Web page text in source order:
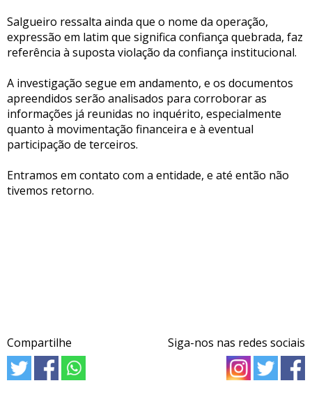
Salgueiro ressalta ainda que o nome da operação,
expressão em latim que significa confiança quebrada, faz
referência à suposta violação da confiança institucional.
A investigação segue em andamento, e os documentos
apreendidos serão analisados para corroborar as
informações já reunidas no inquérito, especialmente
quanto à movimentação financeira e à eventual
participação de terceiros.
Entramos em contato com a entidade, e até então não
tivemos retorno.
Compartilhe Siga-nos nas redes sociais